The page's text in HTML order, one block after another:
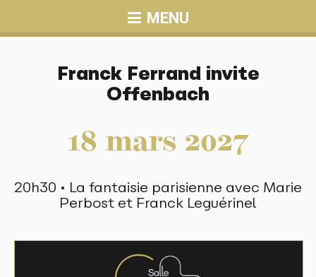
MENU
Franck Ferrand invite
Offenbach
18 mars 2027
20h30 • La fantaisie parisienne avec Marie
Perbost et Franck Leguérinel